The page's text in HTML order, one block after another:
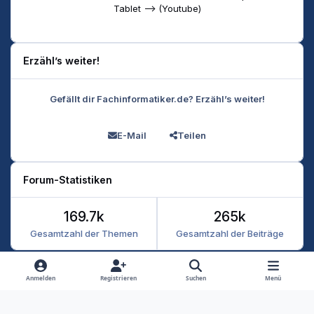
Tablet --> (Youtube)
Erzähl’s weiter!
Gefällt dir Fachinformatiker.de? Erzähl’s weiter!
E-Mail Teilen
Forum-Statistiken
Gesamtzahl der Themen
169.7k
Gesamtzahl der Beiträge
265k
Heller Modus
Dunkler Modus
Systemeinstellung
Anmelden Registrieren Suchen Menü